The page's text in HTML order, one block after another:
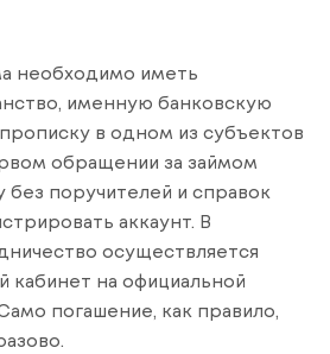
необходимо иметь
именную банковскую
в одном из субъектов
обращении за займом
без поручителей и справок
аккаунт. В
осуществляется
кабинет на официальной
погашение, как правило,